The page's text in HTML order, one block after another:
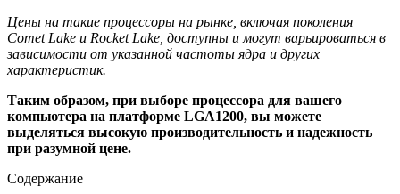
Цены на такие процессоры на рынке, включая поколения
Comet Lake и Rocket Lake, доступны и могут варьироваться в
зависимости от указанной частоты ядра и других
характеристик.
Таким образом, при выборе процессора для вашего
компьютера на платформе LGA1200, вы можете
выделяться высокую производительность и надежность
при разумной цене.
Содержание